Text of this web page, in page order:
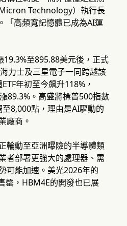
Technology）執行長
高頻寬記憶體已成為AI運
至895.88美元後，正式
力士及三星電子一同跨越該
年初至今飆升118%，
89.3%。高盛將標普500指數
8,000點，理由是AI驅動的
廠商。
輪動至亞洲曝險的半導體類
者部署更強大的處理器、需
可能加速。美光2026年的
罄，HBM4E的開發也已展